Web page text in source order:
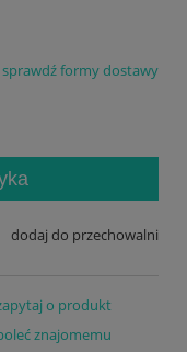
płatności
sprawdź formy dostawy
dodaj do przechowalni
o produkt
znajomemu